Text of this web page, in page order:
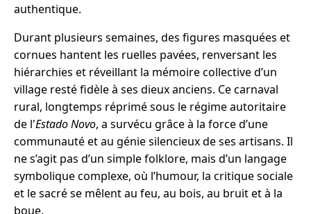
authentique.
Durant plusieurs semaines, des figures masquées et
cornues hantent les ruelles pavées, renversant les
hiérarchies et réveillant la mémoire collective d’un
village resté fidèle à ses dieux anciens. Ce carnaval
rural, longtemps réprimé sous le régime autoritaire
de l'Estado Novo, a survécu grâce à la force d’une
communauté et au génie silencieux de ses artisans. Il
ne s’agit pas d’un simple folklore, mais d’un langage
symbolique complexe, où l’humour, la critique sociale
et le sacré se mêlent au feu, au bois, au bruit et à la
boue.